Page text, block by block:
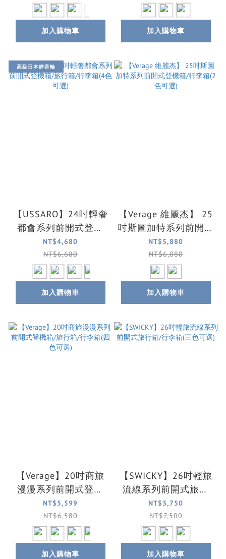
加入購物車 加入購物車
高級日本靜音輪
【USSARO】24吋輕奢
都會系列前開式登機
箱/旅行箱/行李箱(4色
可選)
NT$4,680
NT$6,680
加入購物車
【Verage 維麗杰】 25
吋斯圖加特系列前開式
登機箱/行李箱(2色可
選)
NT$5,880
NT$6,880
加入購物車
【Verage】20吋商旅
漫漫系列前開式登機
箱/旅行箱/行李箱(四
色可選)
NT$5,599
NT$6,580
加入購物車
【SWICKY】26吋輕旅
流線系列前開式旅行
箱/行李箱(三色可選)
NT$3,750
NT$7,500
加入購物車